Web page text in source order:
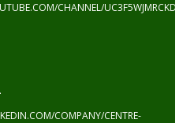
CHANNEL/
COMPANY/CENTRE-